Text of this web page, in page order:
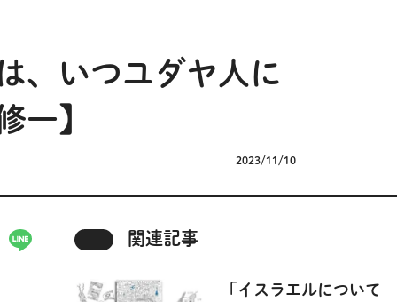
、いつユダヤ人に
一】
2023/11/10
関連記事
「イスラエルについて